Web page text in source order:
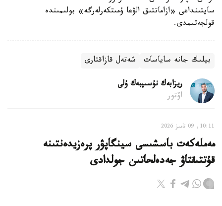
سايتىنداعى «ازاماتتىق الۋعا ۇمىتكەرلەرگە» بولىمىندە
قولجەتىمدى.
بيلىك جانە ساياسات شەتەل قازاقتارى
ريزابەك نۇسىپبەك ۇلى
اۆتور
10:11, 09 تامىز 2026
مەملەكەت باسشىسى سينگاپۋر پرەزيدەنتىنە
قۇتتىقتاۋ جەدەلحاتىن جولدادى